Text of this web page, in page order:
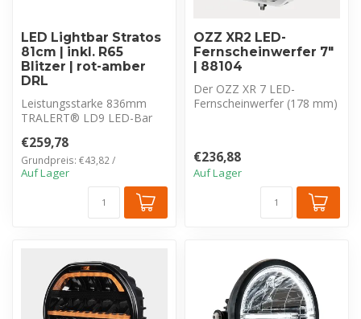
LED Lightbar Stratos
81cm | inkl. R65
Blitzer | rot-amber
DRL
Leistungsstarke 836mm
TRALERT® LD9 LED-Bar
R65 Blit...
€259,78
Grundpreis: €43,82 /
Auf Lager
OZZ XR2 LED-
Fernscheinwerfer 7″
| 88104
Der OZZ XR 7 LED-
Fernscheinwerfer (178 mm)
€236,88
Auf Lager